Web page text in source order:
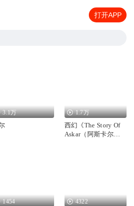
打开APP
3.1万 1.7万
西幻《The Story Of
Askar（阿斯卡尔物
1454 4322